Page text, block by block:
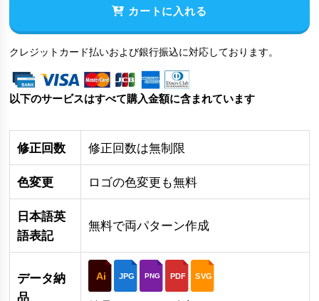
カートに入れる
クレジットカード払いおよび銀行振込に対応しております。
以下のサービスはすべて購入金額に含まれています
修正回数 修正回数は無制限
色変更 ロゴの色変更も無料
日本語英
語表記
無料で両パターン作成
データ納
品
Ai JPG PNG PDF SVG